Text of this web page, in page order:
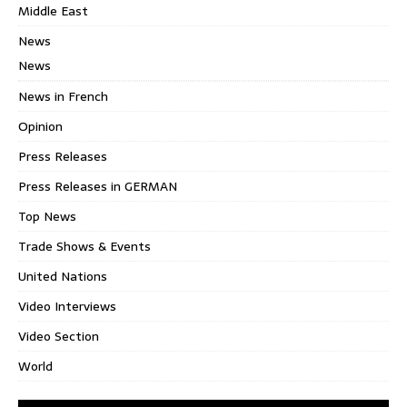
Middle East
News
News
News in French
Opinion
Press Releases
Press Releases in GERMAN
Top News
Trade Shows & Events
United Nations
Video Interviews
Video Section
World